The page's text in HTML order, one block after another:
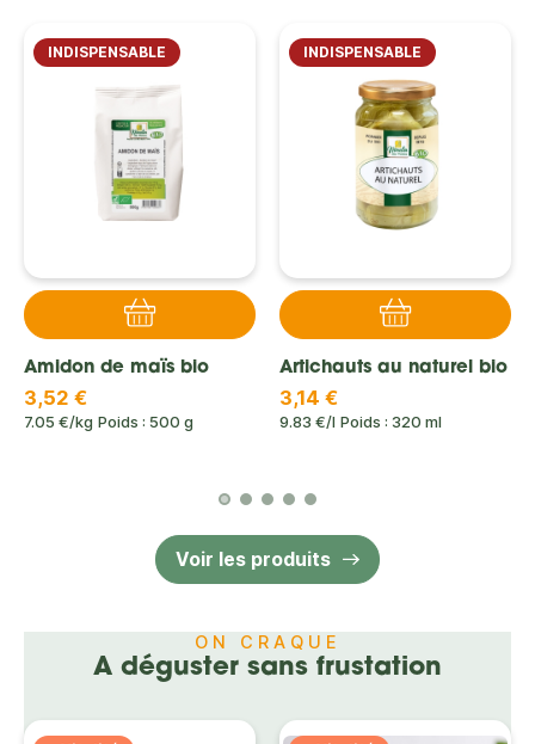
INDISPENSABLE
Amidon de maïs bio
3,52 €
7.05 €/kg Poids : 500 g
INDISPENSABLE
Artichauts au naturel bio
3,14 €
9.83 €/l Poids : 320 ml
Voir les produits
ON CRAQUE
A déguster sans frustation